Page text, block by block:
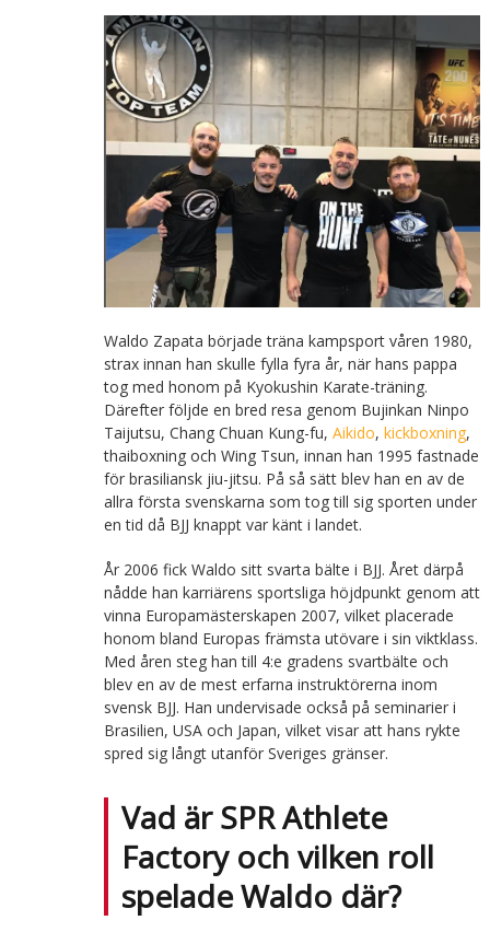
Waldo Zapata började träna kampsport våren 1980,
strax innan han skulle fylla fyra år, när hans pappa
tog med honom på Kyokushin Karate-träning.
Därefter följde en bred resa genom Bujinkan Ninpo
Taijutsu, Chang Chuan Kung-fu, Aikido, kickboxning,
thaiboxning och Wing Tsun, innan han 1995 fastnade
för brasiliansk jiu-jitsu. På så sätt blev han en av de
allra första svenskarna som tog till sig sporten under
en tid då BJJ knappt var känt i landet.
År 2006 fick Waldo sitt svarta bälte i BJJ. Året därpå
nådde han karriärens sportsliga höjdpunkt genom att
vinna Europamästerskapen 2007, vilket placerade
honom bland Europas främsta utövare i sin viktklass.
Med åren steg han till 4:e gradens svartbälte och
blev en av de mest erfarna instruktörerna inom
svensk BJJ. Han undervisade också på seminarier i
Brasilien, USA och Japan, vilket visar att hans rykte
spred sig långt utanför Sveriges gränser.
Vad är SPR Athlete
Factory och vilken roll
spelade Waldo där?